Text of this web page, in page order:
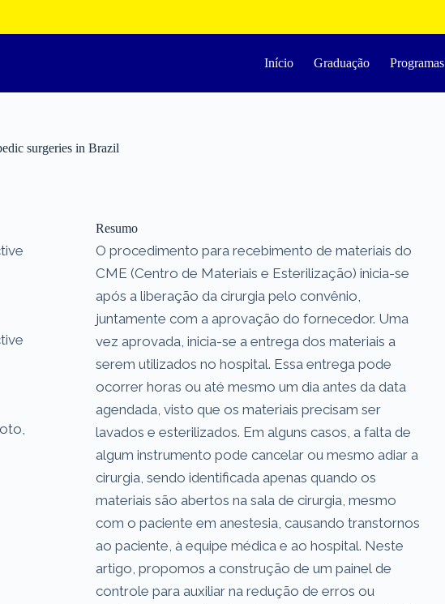
Início Graduação Programas
surgeries in Brazil
Resumo
O procedimento para recebimento de materiais do
CME (Centro de Materiais e Esterilização) inicia-se
após a liberação da cirurgia pelo convênio,
juntamente com a aprovação do fornecedor. Uma
vez aprovada, inicia-se a entrega dos materiais a
serem utilizados no hospital. Essa entrega pode
ocorrer horas ou até mesmo um dia antes da data
agendada, visto que os materiais precisam ser
lavados e esterilizados. Em alguns casos, a falta de
algum instrumento pode cancelar ou mesmo adiar a
cirurgia, sendo identificada apenas quando os
materiais são abertos na sala de cirurgia, mesmo
com o paciente em anestesia, causando transtornos
ao paciente, à equipe médica e ao hospital. Neste
artigo, propomos a construção de um painel de
controle para auxiliar na redução de erros ou